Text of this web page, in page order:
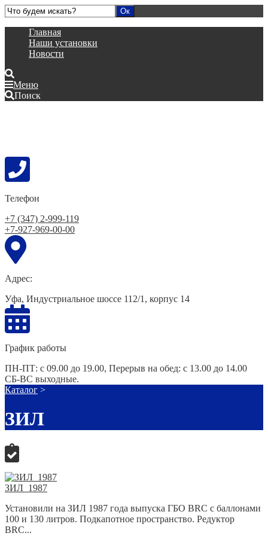
Главная
Наши установки
Новости
Меню
Поиск
Телефон
+7 (347) 2-999-119
+7-927-969-00-00
Адрес:
Уфа, Индустриальное шоссе 112/1, корпус 14
График работы
ПН-ПТ: с 09.00 до 19.00, Перерыв на обед: с 13.00 до 14.00
СБ-ВС выходные.
Каталог >
ЗИЛ
ЗИЛ_1987
Установили на ЗИЛ 1987 года выпуска ГБО BRC с баллонами
100 и 130 литров. Подкапотное пространство. Редуктор
BRC...